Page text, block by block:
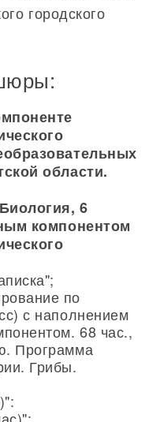
городского
области.
6
компонентом
по
с наполнением
68 час.,
Программа
Грибы.